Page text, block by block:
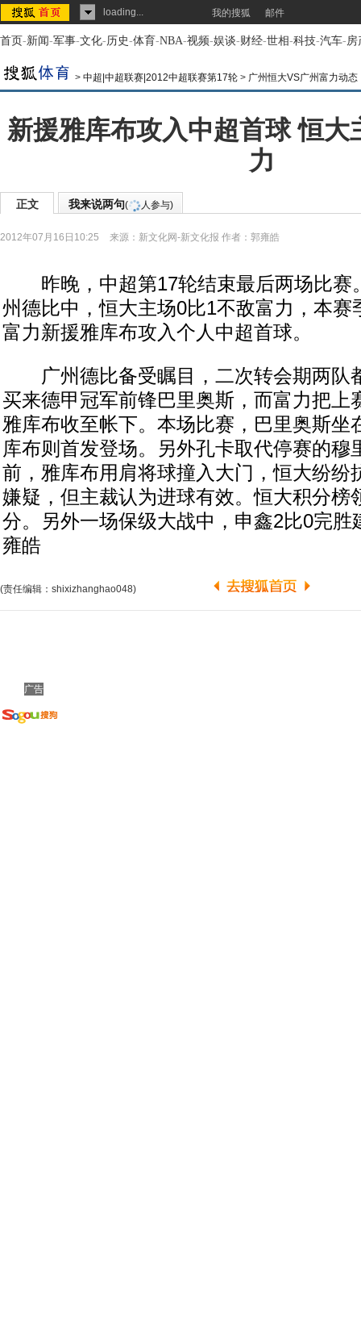
loading... 我的搜狐 邮件
首页-新闻-军事-文化-历史-体育-NBA-视频-娱谈-财经-世相-科技-汽车-房
> 中超|中超联赛|2012中超联赛第17轮 > 广州恒大VS广州富力动态
新援雅库布攻入中超首球 恒大
力
正文 我来说两句( 人参与)
2012年07月16日10:25 来源： 新文化网-新文化报 作者：郭雍皓
昨晚，中超第17轮结束最后两场比赛
州德比中，恒大主场0比1不敌富力，本赛
富力新援雅库布攻入个人中超首球。
广州德比备受瞩目，二次转会期两队
买来德甲冠军前锋巴里奥斯，而富力把上
雅库布收至帐下。本场比赛，巴里奥斯坐
库布则首发登场。另外孔卡取代停赛的穆
前，雅库布用肩将球撞入大门，恒大纷纷
嫌疑，但主裁认为进球有效。恒大积分榜
分。另外一场保级大战中，申鑫2比0完胜
雍皓
(责任编辑：shixizhanghao048)
广告